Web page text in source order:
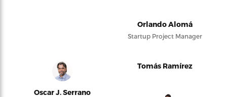
Orlando Alomá
Startup Project Manager
Oscar J. Serrano
Tomás Ramírez